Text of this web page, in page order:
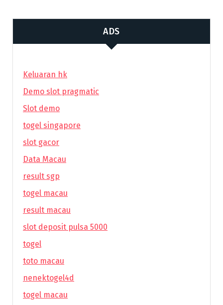
ADS
Keluaran hk
Demo slot pragmatic
Slot demo
togel singapore
slot gacor
Data Macau
result sgp
togel macau
result macau
slot deposit pulsa 5000
togel
toto macau
nenektogel4d
togel macau